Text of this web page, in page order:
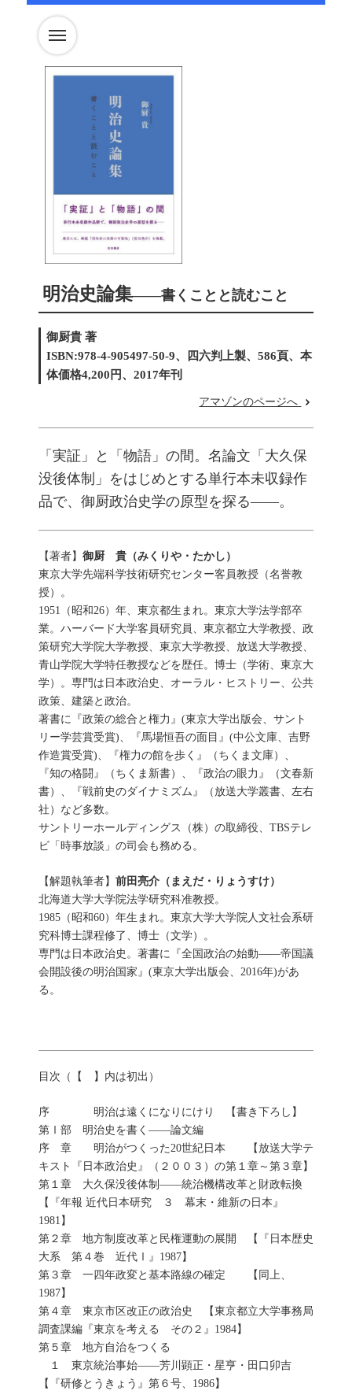
明治史論集――書くことと読むこと
御厨貴 著
ISBN:978-4-905497-50-9、四六判上製、586頁、本
体価格4,200円、2017年刊
アマゾンのページへ
「実証」と「物語」の間。名論文「大久保
没後体制」をはじめとする単行本未収録作
品で、御厨政治史学の原型を探る――。
【著者】 御厨 貴（みくりや・たかし）
東京大学先端科学技術研究センター客員教授（名誉教
授）。
1951（昭和26）年、東京都生まれ。東京大学法学部卒
業。ハーバード大学客員研究員、東京都立大学教授、政
策研究大学院大学教授、東京大学教授、放送大学教授、
青山学院大学特任教授などを歴任。博士（学術、東京大
学）。専門は日本政治史、オーラル・ヒストリー、公共
政策、建築と政治。
著書に『政策の総合と権力』(東京大学出版会、サント
リー学芸賞受賞)、『馬場恒吾の面目』(中公文庫、吉野
作造賞受賞)、『権力の館を歩く』（ちくま文庫）、
『知の格闘』（ちくま新書）、『政治の眼力』（文春新
書）、『戦前史のダイナミズム』（放送大学叢書、左右
社）など多数。
サントリーホールディングス（株）の取締役、TBSテレ
ビ「時事放談」の司会も務める。
【解題執筆者】 前田亮介（まえだ・りょうすけ）
北海道大学大学院法学研究科准教授。
1985（昭和60）年生まれ。東京大学大学院人文社会系研
究科博士課程修了、博士（文学）。
専門は日本政治史。著書に『全国政治の始動――帝国議
会開設後の明治国家』(東京大学出版会、2016年)があ
る。
目次（【 】内は初出）
序 明治は遠くになりにけり 【書き下ろし】
第Ⅰ部 明治史を書く――論文編
序 章 明治がつくった20世紀日本 【放送大学テ
キスト『日本政治史』（２００３）の第１章～第３章】
第１章 大久保没後体制――統治機構改革と財政転換
【『年報 近代日本研究 ３ 幕末・維新の日本』
1981】
第２章 地方制度改革と民権運動の展開 【『日本歴史
大系 第４巻 近代Ⅰ』1987】
第３章 一四年政変と基本路線の確定 【同上、
1987】
第４章 東京市区改正の政治史 【東京都立大学事務局
調査課編『東京を考える その２』1984】
第５章 地方自治をつくる
１ 東京統治事始――芳川顕正・星亨・田口卯吉
【『研修とうきょう』第６号、1986】